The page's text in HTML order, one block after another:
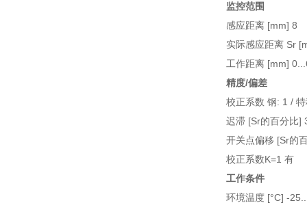
监控范围
感应距离 [mm] 8
实际感应距离 Sr
工作距离 [mm]
精度/偏差
校正系数 钢: 1 /
迟滞 [Sr的百分比]
开关点偏移 [Sr的
校正系数K=1 有
工作条件
环境温度 [°C] -